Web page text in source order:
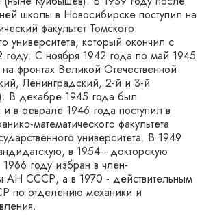
школы в Новосибирске поступил на
факультет Томского
университета, который окончил с
году. С ноября 1942 года по май 1945
фронтах Великой Отечественной
Ленинградский, 2-й и 3-й
В декабре 1945 года был
в феврале 1946 года поступил в
математического факультета
университета. В 1949
в 1954 - докторскую
году избран в член-
АН СССР, а в 1970 - действительным
по отделению механики и